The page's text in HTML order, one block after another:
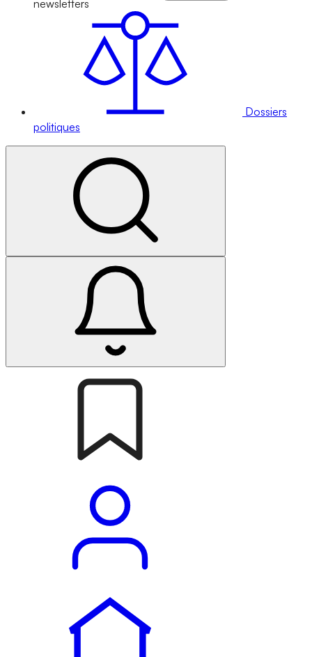
newsletters
Dossiers
politiques